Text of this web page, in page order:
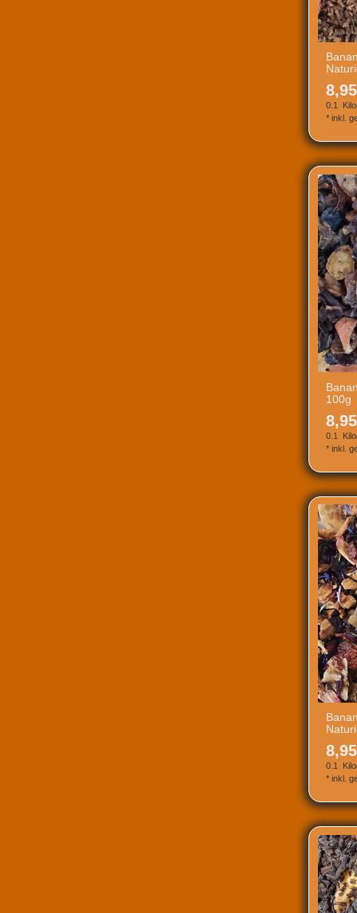
0.1
* inkl.
100g
0.1
* inkl.
0.1
* inkl.